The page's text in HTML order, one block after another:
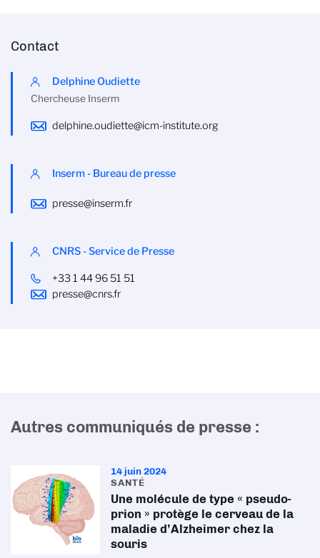
Contact
Delphine Oudiette
Chercheuse Inserm
delphine.oudiette@icm-institute.org
Inserm - Bureau de presse
presse@inserm.fr
CNRS - Service de Presse
+33 1 44 96 51 51
presse@cnrs.fr
Autres communiqués de presse :
14 juin 2024
SANTÉ
Une molécule de type « pseudo-
prion » protège le cerveau de la
maladie d’Alzheimer chez la
souris